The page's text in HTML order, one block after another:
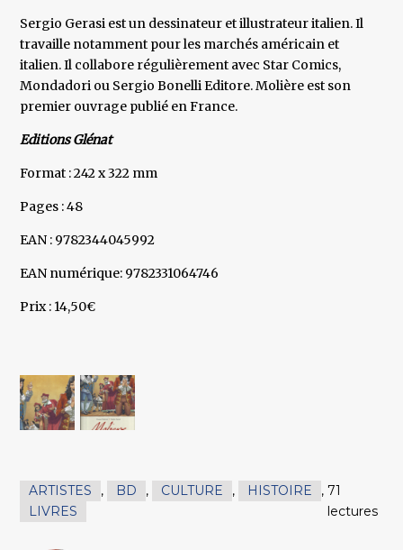
Sergio Gerasi est un dessinateur et illustrateur italien. Il
travaille notamment pour les marchés américain et
italien. Il collabore régulièrement avec Star Comics,
Mondadori ou Sergio Bonelli Editore. Molière est son
premier ouvrage publié en France.
Editions Glénat
Format : 242 x 322 mm
Pages : 48
EAN : 9782344045992
EAN numérique: 9782331064746
Prix : 14,50€
ARTISTES , BD , CULTURE , HISTOIRE
,
LIVRES
71
lectures